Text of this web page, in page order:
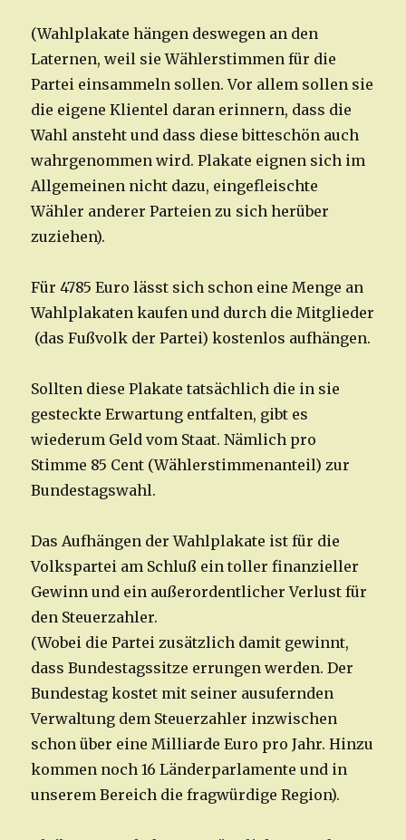
(Wahlplakate hängen deswegen an den
Laternen, weil sie Wählerstimmen für die
Partei einsammeln sollen. Vor allem sollen sie
die eigene Klientel daran erinnern, dass die
Wahl ansteht und dass diese bitteschön auch
wahrgenommen wird. Plakate eignen sich im
Allgemeinen nicht dazu, eingefleischte
Wähler anderer Parteien zu sich herüber
zuziehen).
Für 4785 Euro lässt sich schon eine Menge an
Wahlplakaten kaufen und durch die Mitglieder
(das Fußvolk der Partei) kostenlos aufhängen.
Sollten diese Plakate tatsächlich die in sie
gesteckte Erwartung entfalten, gibt es
wiederum Geld vom Staat. Nämlich pro
Stimme 85 Cent (Wählerstimmenanteil) zur
Bundestagswahl.
Das Aufhängen der Wahlplakate ist für die
Volkspartei am Schluß ein toller finanzieller
Gewinn und ein außerordentlicher Verlust für
den Steuerzahler.
(Wobei die Partei zusätzlich damit gewinnt,
dass Bundestagssitze errungen werden. Der
Bundestag kostet mit seiner ausufernden
Verwaltung dem Steuerzahler inzwischen
schon über eine Milliarde Euro pro Jahr. Hinzu
kommen noch 16 Länderparlamente und in
unserem Bereich die fragwürdige Region).